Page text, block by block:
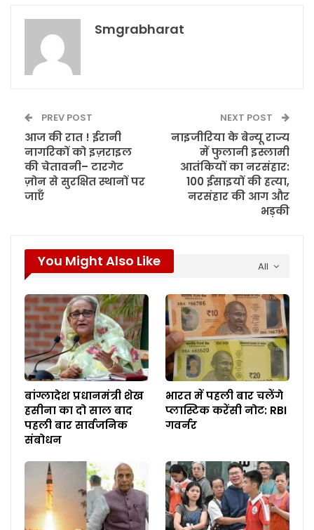
Smgrabharat
PREV POST
आज की रात ! ईरानी
नागरिकों को इज़राइल
की चेतावनी– टारगेट
ज़ोन से सुरक्षित स्थानों पर
जाएँ
NEXT POST
नाइजीरिया के बेन्यू राज्य
में फुलानी इस्लामी
आतंकियों का नरसंहार:
100 ईसाइयों की हत्या,
नरसंहार की आग और
भड़की
All
You Might Also Like
बांग्लादेश प्रधानमंत्री शेख
हसीना का दो साल बाद
पहली बार सार्वजनिक
संबोधन
भारत में पहली बार चलेंगे
प्लास्टिक करेंसी नोट: RBI
गवर्नर